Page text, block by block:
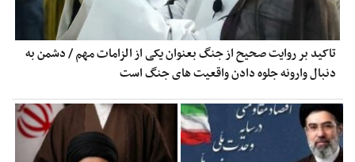
تاکید بر روایت صحیح از جنگ بعنوان یکی از الزامات مهم / دشمن به
دنبال وارونه جلوه دادن واقعیت های جنگ است